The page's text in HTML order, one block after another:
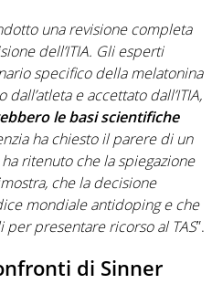
una revisione completa
dell’ITIA. Gli esperti
specifico della melatonina
e accettato dall’ITIA,
le basi scientifiche
ha chiesto il parere di un
ritenuto che la spiegazione
che la decisione
mondiale antidoping e che
per presentare ricorso al TAS”.
di Sinner